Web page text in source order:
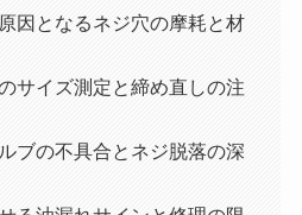
因となるネジ穴の摩耗と材
サイズ測定と締め直しの注
ブの不具合とネジ脱落の深